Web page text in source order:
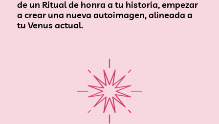
de un Ritual de honra a tu historia, empezar
a crear una nueva autoimagen, alineada a
tu Venus actual.